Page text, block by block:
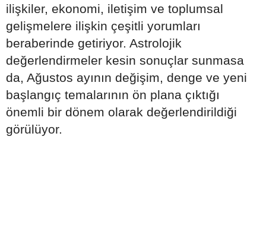
ilişkiler, ekonomi, iletişim ve toplumsal
gelişmelere ilişkin çeşitli yorumları
beraberinde getiriyor. Astrolojik
değerlendirmeler kesin sonuçlar sunmasa
da, Ağustos ayının değişim, denge ve yeni
başlangıç temalarının ön plana çıktığı
önemli bir dönem olarak değerlendirildiği
görülüyor.